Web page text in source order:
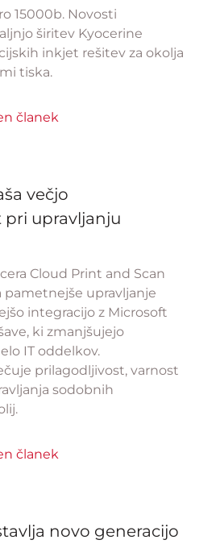
15000b. Novosti
širitev Kyocerine
inkjet rešitev za okolja
tiska.
članek
večjo
upravljanju
Cloud Print and Scan
pametnejše upravljanje
integracijo z Microsoft
ki zmanjšujejo
IT oddelkov.
prilagodljivost, varnost
sodobnih
članek
novo generacijo